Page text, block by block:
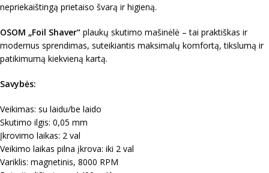
nepriekaištingą prietaiso švarą ir higieną.
OSOM „Foil Shaver“ plaukų skutimo mašinėlė – tai praktiškas ir
modernus sprendimas, suteikiantis maksimalų komfortą, tikslumą ir
patikimumą kiekvieną kartą.
Savybės:
Veikimas: su laidu/be laido
Skutimo ilgis: 0,05 mm
Įkrovimo laikas: 2 val
Veikimo laikas pilna įkrova: iki 2 val
Variklis: magnetinis, 8000 RPM